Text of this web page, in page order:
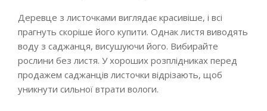
Деревце з листочками виглядає красивіше, і всі
прагнуть скоріше його купити. Однак листя виводять
воду з саджанця, висушуючи його. Вибирайте
рослини без листя. У хороших розплідниках перед
продажем саджанців листочки відрізають, щоб
уникнути сильної втрати вологи.